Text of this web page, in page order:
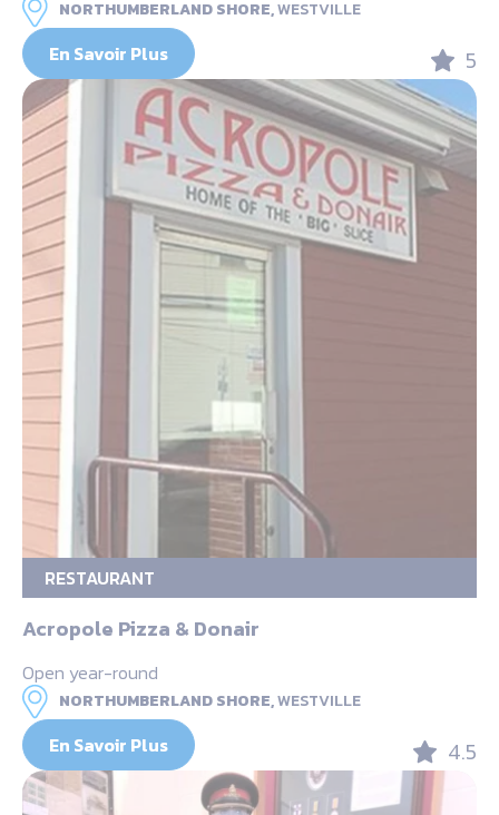
NORTHUMBERLAND SHORE,WESTVILLE
En Savoir Plus 5
RESTAURANT
Acropole Pizza & Donair
Open year-round
NORTHUMBERLAND SHORE,WESTVILLE
En Savoir Plus 4.5